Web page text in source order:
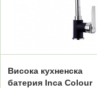
Висока кухненска
батерия Inca Colour